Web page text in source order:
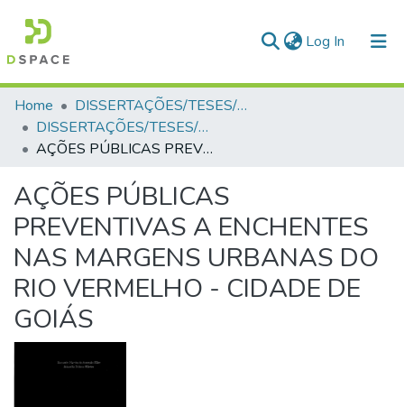
Log In (current)
Communities & Collections
All of DSpace
Home
DISSERTAÇÕES/TESES/MONOGRAFIAS
DISSERTAÇÕES/TESES/MONOGRAFIAS
AÇÕES PÚBLICAS PREVENTIVAS A ENCHENTES NAS MARGENS URBANAS DO RIO VERMELHO - CIDADE DE GOIÁS
AÇÕES PÚBLICAS
PREVENTIVAS A ENCHENTES
NAS MARGENS URBANAS DO
RIO VERMELHO - CIDADE DE
GOIÁS